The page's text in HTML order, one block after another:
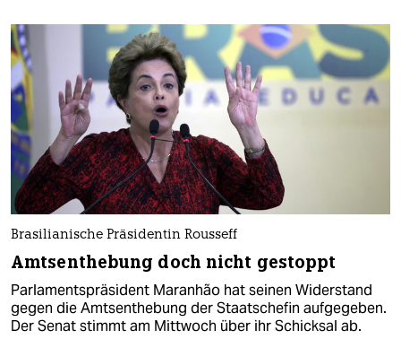
Brasilianische Präsidentin Rousseff
Amtsenthebung doch nicht gestoppt
Parlamentspräsident Maranhão hat seinen Widerstand
gegen die Amtsenthebung der Staatschefin aufgegeben.
Der Senat stimmt am Mittwoch über ihr Schicksal ab.